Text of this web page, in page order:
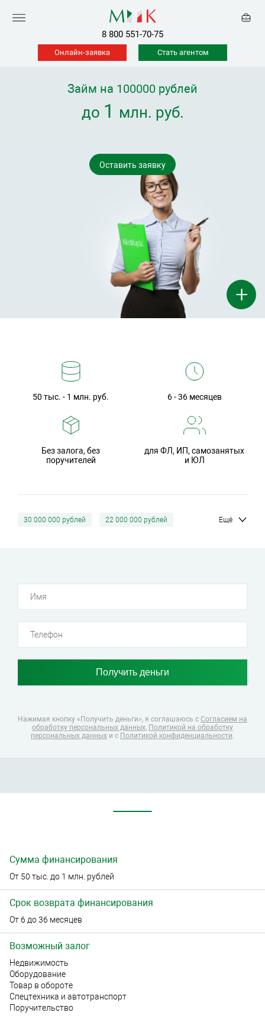
8 800 551-70-75
Онлайн-заявка Стать агентом
+
Оставить заявку
Займ на 100000 рублей
до 1 млн. руб.
50 тыс. - 1 млн. руб. 6 - 36 месяцев
Без залога, без
поручителей
для ФЛ, ИП, самозанятых
и ЮЛ
30 000 000 рублей 22 000 000 рублей
14 000 000 рублей 10 000 000 рублей
500 000 рублей Долгосрочный с 24 лет
Ещё
Нажимая кнопку «Получить деньги», я соглашаюсь с Согласием на
обработку персональных данных, Политикой на обработку
персональных данных и с Политикой конфиденциальности.
Сумма финансирования
От 50 тыс. до 1 млн. рублей
Срок возврата финансирования
От 6 до 36 месяцев
Возможный залог
Недвижимость
Оборудование
Товар в обороте
Спецтехника и автотранспорт
Поручительство